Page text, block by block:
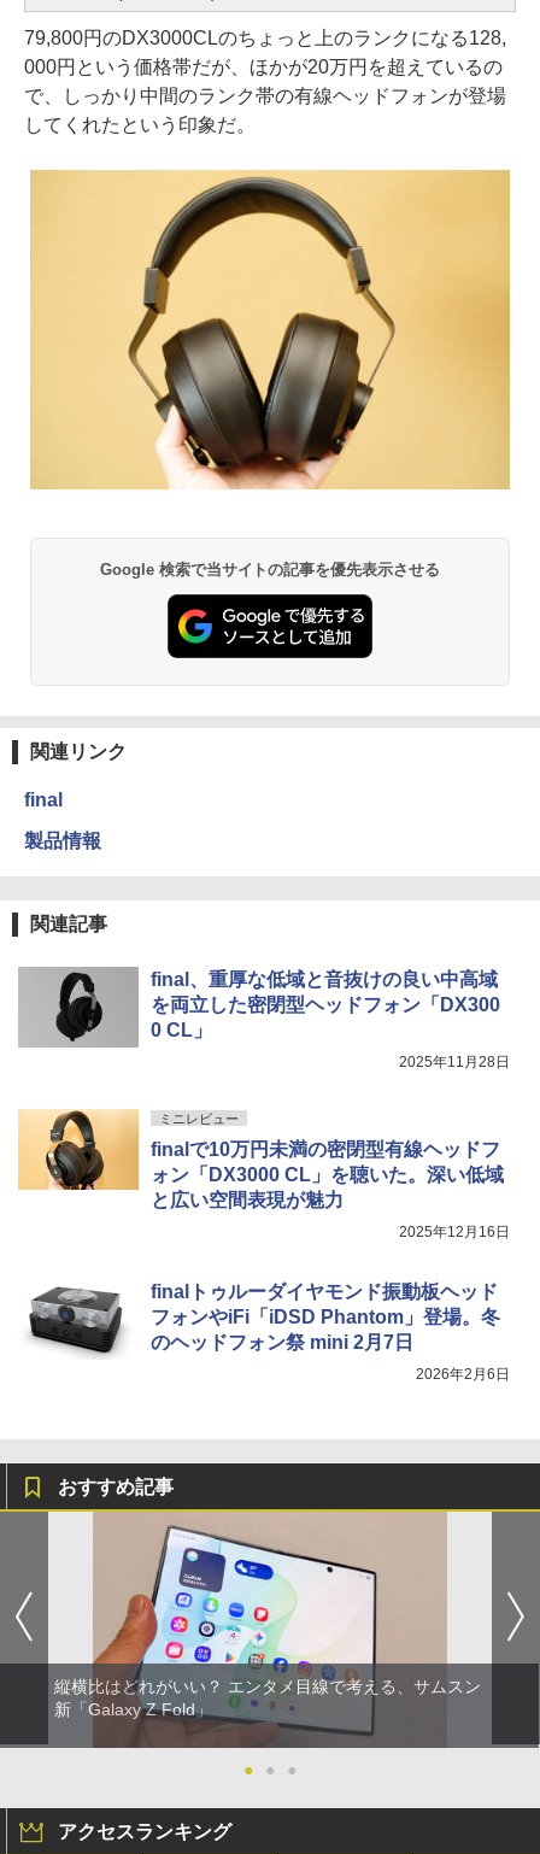
79,800円のDX3000CLのちょっと上のランクになる128,
000円という価格帯だが、ほかが20万円を超えているの
で、しっかり中間のランク帯の有線ヘッドフォンが登場
してくれたという印象だ。
Google 検索で当サイトの記事を優先表示させる
関連リンク
final
製品情報
関連記事
final、重厚な低域と音抜けの良い中高域
を両立した密閉型ヘッドフォン「DX300
0 CL」
2025年11月28日
ミニレビュー
finalで10万円未満の密閉型有線ヘッドフ
ォン「DX3000 CL」を聴いた。深い低域
と広い空間表現が魅力
2025年12月16日
finalトゥルーダイヤモンド振動板ヘッド
フォンやiFi「iDSD Phantom」登場。冬
のヘッドフォン祭 mini 2月7日
2026年2月6日
おすすめ記事
縦横比はどれがいい？ エンタメ目線で考える、サムスン
新「Galaxy Z Fold」
● ● ●
アクセスランキング